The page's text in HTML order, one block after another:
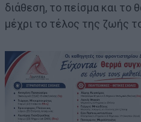
διάθεση, το πείσμα και το
μέχρι το τέλος της ζωής